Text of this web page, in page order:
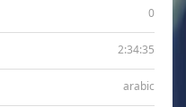
0
2:34:35
arabic